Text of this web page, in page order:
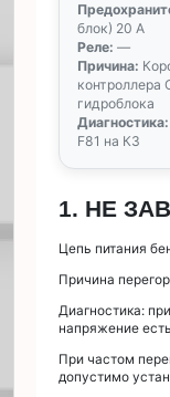
блок) 20 А
Реле: —
Причина:
контроллера
гидроблока
Диагностика:
F81 на КЗ
1. НЕ
Цепь питания
Причина
Диагностика:
напряжение
При частом
допустимо